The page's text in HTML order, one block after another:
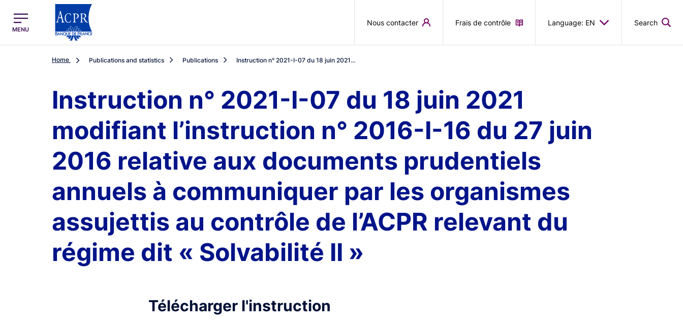
ACPR Menu Principal (English)
MENU
Nous contacter Frais de contrôle Language: EN Search
Home Publications and statistics Publications Instruction n° 2021-I-07 du 18 juin 2021...
Instruction n° 2021-I-07 du 18 juin 2021
modifiant l’instruction n° 2016-I-16 du 27 juin
2016 relative aux documents prudentiels
annuels à communiquer par les organismes
assujettis au contrôle de l’ACPR relevant du
régime dit « Solvabilité II »
Télécharger l'instruction